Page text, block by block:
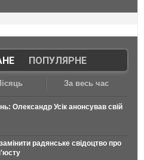
| ПОПУЛЯРНЕ
За весь час
Олександр Усік анонсував свій
радянське свідоцтво про